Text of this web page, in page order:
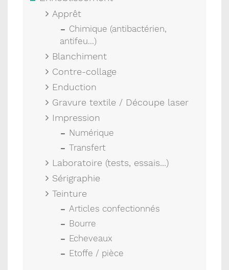
Apprêt
Chimique (antibactérien,
antifeu...)
Blanchiment
Contre-collage
Enduction
Gravure textile / Découpe laser
Impression
Numérique
Transfert
Laboratoire (tests, essais...)
Sérigraphie
Teinture
Articles confectionnés
Bourre
Echeveaux
Etoffe / pièce